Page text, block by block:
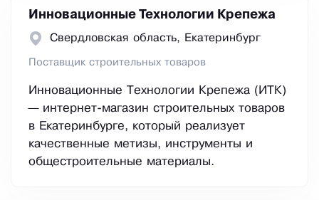
Инновационные Технологии Крепежа
Свердловская область, Екатеринбург
Поставщик строительных товаров
Инновационные Технологии Крепежа (ИТК)
— интернет-магазин строительных товаров
в Екатеринбурге, который реализует
качественные метизы, инструменты и
общестроительные материалы.